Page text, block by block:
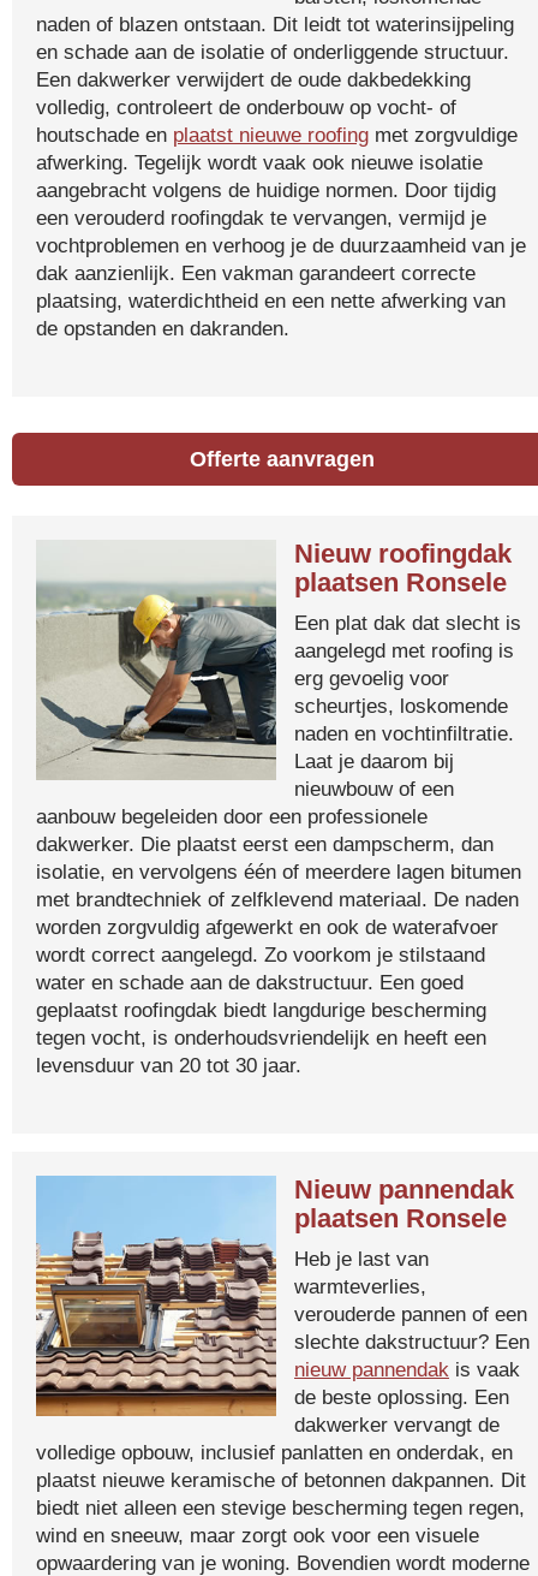
naden of blazen ontstaan. Dit leidt tot waterinsijpeling
en schade aan de isolatie of onderliggende structuur.
Een dakwerker verwijdert de oude dakbedekking
volledig, controleert de onderbouw op vocht- of
houtschade en plaatst nieuwe roofing met zorgvuldige
afwerking. Tegelijk wordt vaak ook nieuwe isolatie
aangebracht volgens de huidige normen. Door tijdig
een verouderd roofingdak te vervangen, vermijd je
vochtproblemen en verhoog je de duurzaamheid van je
dak aanzienlijk. Een vakman garandeert correcte
plaatsing, waterdichtheid en een nette afwerking van
de opstanden en dakranden.
Offerte aanvragen
Nieuw roofingdak
plaatsen Ronsele
Een plat dak dat slecht is
aangelegd met roofing is
erg gevoelig voor
scheurtjes, loskomende
naden en vochtinfiltratie.
Laat je daarom bij
nieuwbouw of een
aanbouw begeleiden door een professionele
dakwerker. Die plaatst eerst een dampscherm, dan
isolatie, en vervolgens één of meerdere lagen bitumen
met brandtechniek of zelfklevend materiaal. De naden
worden zorgvuldig afgewerkt en ook de waterafvoer
wordt correct aangelegd. Zo voorkom je stilstaand
water en schade aan de dakstructuur. Een goed
geplaatst roofingdak biedt langdurige bescherming
tegen vocht, is onderhoudsvriendelijk en heeft een
levensduur van 20 tot 30 jaar.
Nieuw pannendak
plaatsen Ronsele
Heb je last van
warmteverlies,
verouderde pannen of een
slechte dakstructuur? Een
nieuw pannendak is vaak
de beste oplossing. Een
dakwerker vervangt de
volledige opbouw, inclusief panlatten en onderdak, en
plaatst nieuwe keramische of betonnen dakpannen. Dit
biedt niet alleen een stevige bescherming tegen regen,
wind en sneeuw, maar zorgt ook voor een visuele
opwaardering van je woning. Bovendien wordt moderne